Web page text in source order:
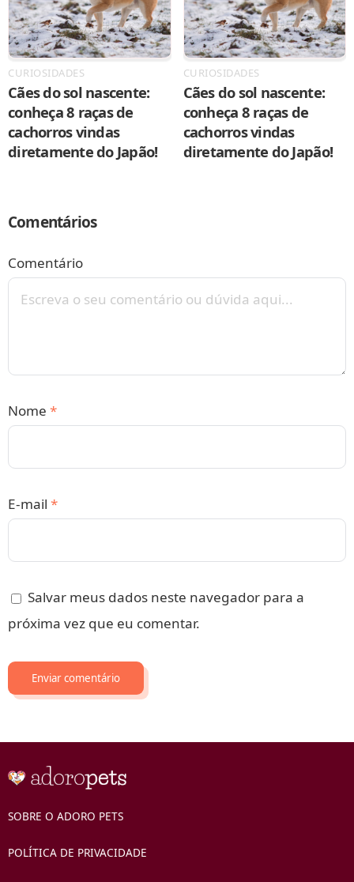
CURIOSIDADES
Cães do sol nascente:
conheça 8 raças de
cachorros vindas
diretamente do Japão!
CURIOSIDADES
Cães do sol nascente:
conheça 8 raças de
cachorros vindas
diretamente do Japão!
Comentários
Comentário
Nome *
E-mail *
Salvar meus dados neste navegador para a
próxima vez que eu comentar.
SOBRE O ADORO PETS
POLÍTICA DE PRIVACIDADE